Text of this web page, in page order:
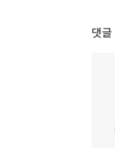
댓글